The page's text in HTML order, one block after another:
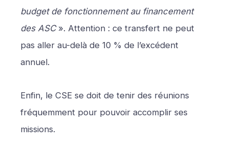
budget de fonctionnement au financement
des ASC». Attention : ce transfert ne peut
pas aller au-delà de 10 % de l’excédent
annuel.
Enfin, le CSE se doit de tenir des réunions
fréquemment pour pouvoir accomplir ses
missions.